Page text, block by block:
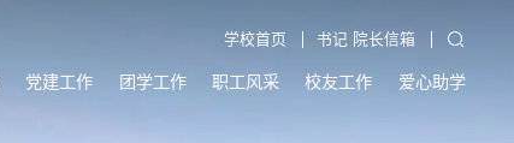
学校首页 书记 院长信箱
党建工作 团学工作 职工风采 校友工作 爱心助学